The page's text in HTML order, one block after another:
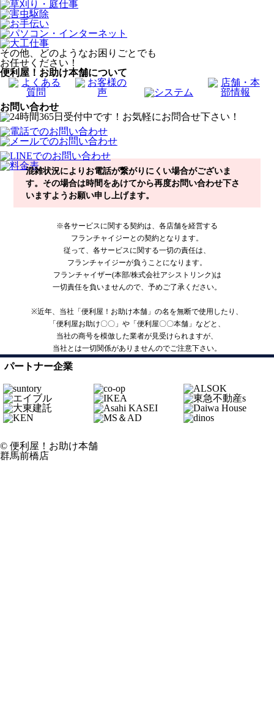
その他、どのようなお困りごとでも
お任せください！
便利屋！お助け本舗について
お問い合わせ
混雑状況によりお電話が繋がりにくい場合がございま
す。その場合は時間をあけてから再度お問い合わせ下さ
いますようお願い申し上げます。
※各サービスに関する契約は、各店舗を経営する
フランチャイジーとの契約となります。
従って、各サービスに関する一切の責任は、
フランチャイジーが負うことになります。
フランチャイザー(本部/株式会社アシストリンク)は
一切責任を負いませんので、予めご了承ください。
※近年、当社「便利屋！お助け本舗」の名を無断で使用したり、
「便利屋お助け〇〇」や「便利屋〇〇本舗」などと、
当社の商号を模倣した業者が見受けられますが、
当社とは一切関係がありませんのでご注意下さい。
パートナー企業
© 便利屋！お助け本舗
群馬前橋店